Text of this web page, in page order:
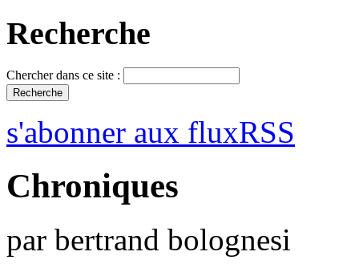
Recherche
Chercher dans ce site :
s'abonner aux fluxRSS
Chroniques
par bertrand bolognesi